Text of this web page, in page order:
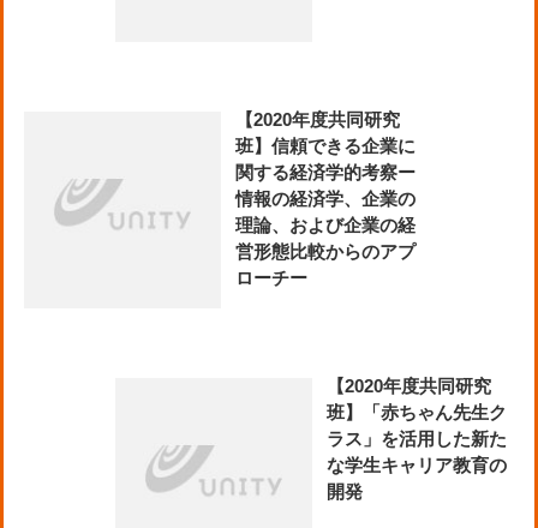
【2020年度共同研究
班】信頼できる企業に
関する経済学的考察ー
情報の経済学、企業の
理論、および企業の経
営形態比較からのアプ
ローチー
【2020年度共同研究
班】「赤ちゃん先生ク
ラス」を活用した新た
な学生キャリア教育の
開発